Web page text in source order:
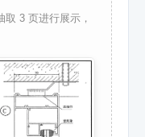
3 页进行展示，